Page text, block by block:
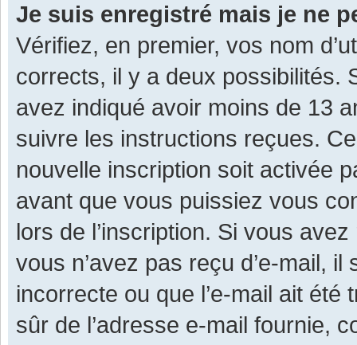
Je suis enregistré mais je ne
Vérifiez, en premier, vos nom
corrects, il y a deux possibilités.
avez indiqué avoir moins de 13
suivre les instructions reçues.
nouvelle inscription soit activée
avant que vous puissiez vous
lors de l’inscription. Si vous
vous n’avez pas reçu d’e-mail,
incorrecte ou que l’e-mail ait
sûr de l’adresse e-mail fournie,